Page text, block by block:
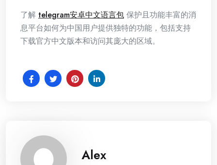
了解 telegram安卓中文语言包 保护且功能丰富的消
息平台如何为中国用户提供独特的功能，包括支持
下载官方中文版本和访问其庞大的区域。
Alex